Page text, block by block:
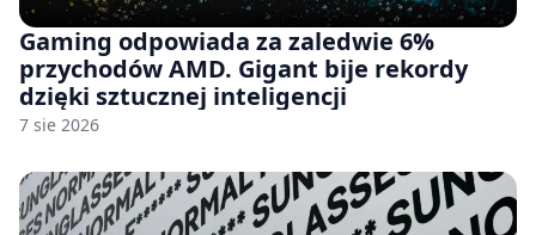
Gaming odpowiada za zaledwie 6%
przychodów AMD. Gigant bije rekordy
dzięki sztucznej inteligencji
7 sie 2026